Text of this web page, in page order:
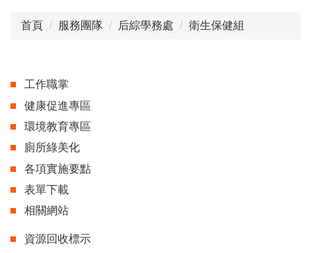
首頁 服務團隊 后綜學務處 衛生保健組
工作職掌
健康促進專區
環境教育專區
廁所綠美化
各項實施要點
表單下載
相關網站
資源回收標示